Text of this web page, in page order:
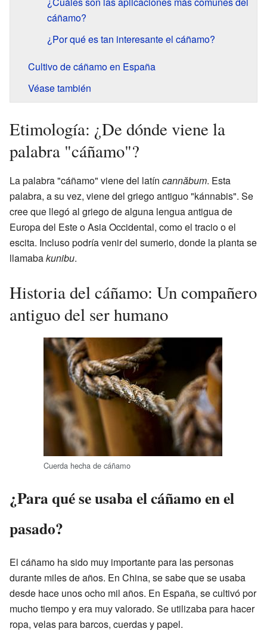
cáñamo?
¿Por qué es tan interesante el cáñamo?
Cultivo de cáñamo en España
Véase también
Etimología: ¿De dónde viene la
palabra "cáñamo"?
La palabra "cáñamo" viene del latín cannăbum. Esta
palabra, a su vez, viene del griego antiguo "kánnabis". Se
cree que llegó al griego de alguna lengua antigua de
Europa del Este o Asia Occidental, como el tracio o el
escita. Incluso podría venir del sumerio, donde la planta se
llamabakunibu.
Historia del cáñamo: Un compañero
antiguo del ser humano
Cuerda hecha de cáñamo
¿Para qué se usaba el cáñamo en el
pasado?
El cáñamo ha sido muy importante para las personas
durante miles de años. En China, se sabe que se usaba
desde hace unos ocho mil años. En España, se cultivó por
mucho tiempo y era muy valorado. Se utilizaba para hacer
ropa, velas para barcos, cuerdas y papel.